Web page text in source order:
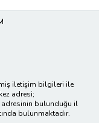
iletişim bilgileri ile
adresi;
adresinin bulunduğu il
bulunmaktadır.